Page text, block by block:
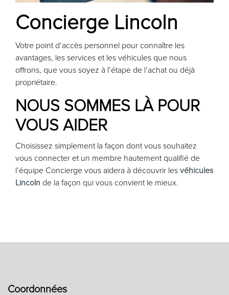
Concierge Lincoln
Votre point d’accès personnel pour connaître les
avantages, les services et les véhicules que nous
offrons, que vous soyez à l’étape de l’achat ou déjà
propriétaire.
NOUS SOMMES LÀ POUR
VOUS AIDER
Choisissez simplement la façon dont vous souhaitez
vous connecter et un membre hautement qualifié de
l’équipe Concierge vous aidera à découvrir les véhicules
Lincoln de la façon qui vous convient le mieux.
Coordonnées